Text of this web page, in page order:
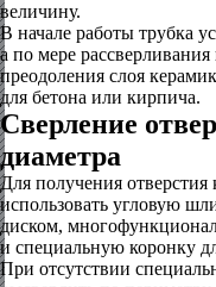
величину.
В начале работы трубка
а по мере
преодоления слоя
для бетона или кирпича.
Сверление
диаметра
Для получения
использовать угловую
диском,
и специальную коронку
При отсутствии